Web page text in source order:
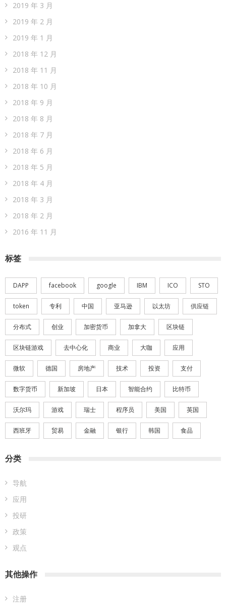
2019 年 3 月
2019 年 2 月
2019 年 1 月
2018 年 12 月
2018 年 11 月
2018 年 10 月
2018 年 9 月
2018 年 8 月
2018 年 7 月
2018 年 6 月
2018 年 5 月
2018 年 4 月
2018 年 3 月
2018 年 2 月
2016 年 11 月
标签
DAPP facebook google IBM ICO STO
token 专利 中国 亚马逊 以太坊 供应链
分布式 创业 加密货币 加拿大 区块链
区块链游戏 去中心化 商业 大咖 应用
微软 德国 房地产 技术 投资 支付
数字货币 新加坡 日本 智能合约 比特币
沃尔玛 游戏 瑞士 程序员 美国 英国
西班牙 贸易 金融 银行 韩国 食品
分类
导航
应用
投研
政策
观点
其他操作
注册